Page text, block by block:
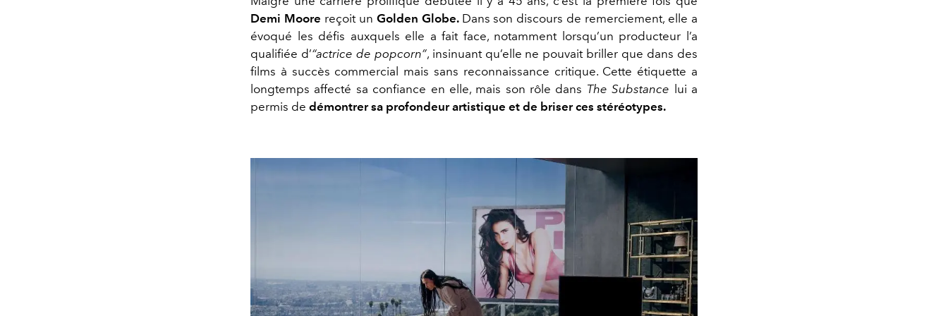
Demi Moore reçoit un Golden Globe. Dans son discours de remerciement, elle a
évoqué les défis auxquels elle a fait face, notamment lorsqu’un producteur l’a
qualifiée d’“actrice de popcorn”, insinuant qu’elle ne pouvait briller que dans des
films à succès commercial mais sans reconnaissance critique. Cette étiquette a
longtemps affecté sa confiance en elle, mais son rôle dans The Substance lui a
permis de démontrer sa profondeur artistique et de briser ces stéréotypes.